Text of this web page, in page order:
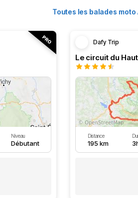
Toutes les balades
Niveau
Débutant
Dafy Trip
Le circuit du
Distance
195 km